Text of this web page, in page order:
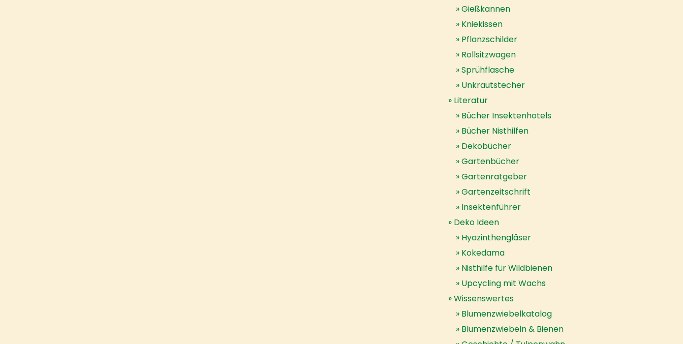
Gießkannen
Kniekissen
Pflanzschilder
Rollsitzwagen
Sprühflasche
Unkrautstecher
Literatur
Bücher Insektenhotels
Bücher Nisthilfen
Dekobücher
Gartenbücher
Gartenratgeber
Gartenzeitschrift
Insektenführer
Deko Ideen
Hyazinthengläser
Kokedama
Nisthilfe für Wildbienen
Upcycling mit Wachs
Wissenswertes
Blumenzwiebelkatalog
Blumenzwiebeln & Bienen